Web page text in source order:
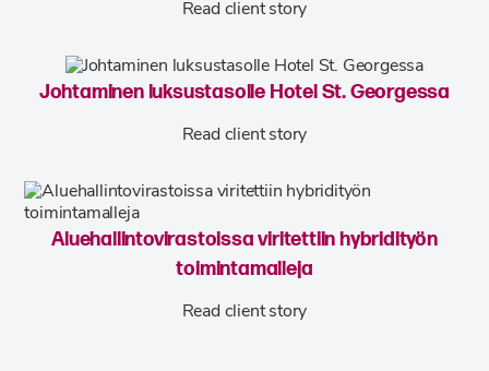
Read client story
Johtaminen luksustasolle Hotel St. Georgessa
Read client story
Aluehallintovirastoissa viritettiin hybridityön
toimintamalleja
Read client story